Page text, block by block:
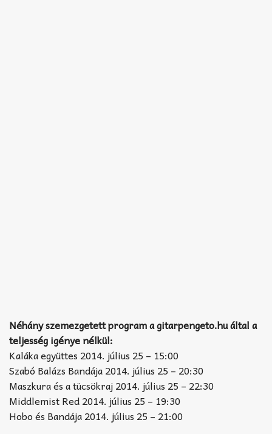
Néhány szemezgetett program a gitarpengeto.hu által a
teljesség igénye nélkül:
Kaláka együttes 2014. július 25 – 15:00
Szabó Balázs Bandája 2014. július 25 – 20:30
Maszkura és a tücsökraj 2014. július 25 – 22:30
Middlemist Red 2014. július 25 – 19:30
Hobo és Bandája 2014. július 25 – 21:00